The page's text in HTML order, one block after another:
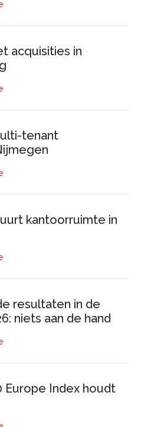
acquisities in
tenant
kantoorruimte in
resultaten in de
niets aan de hand
Europe Index houdt